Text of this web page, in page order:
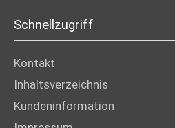
Schnellzugriff
Kontakt
Inhaltsverzeichnis
Kundeninformation